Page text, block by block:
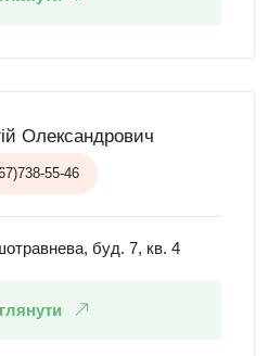
Олександрович
55-46
буд. 7, кв. 4